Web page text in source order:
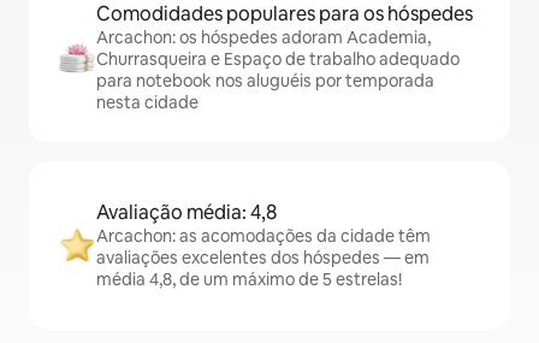
Comodidades populares para os hóspedes
Arcachon: os hóspedes adoram Academia,
Churrasqueira e Espaço de trabalho adequado
para notebook nos aluguéis por temporada
nesta cidade
Avaliação média: 4,8
Arcachon: as acomodações da cidade têm
avaliações excelentes dos hóspedes — em
média 4,8, de um máximo de 5 estrelas!